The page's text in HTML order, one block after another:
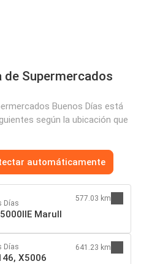
de Supermercados
Buenos Días está
según la ubicación que
automáticamente
Días
Marull
577.03 km
Días
X5006
641.23 km